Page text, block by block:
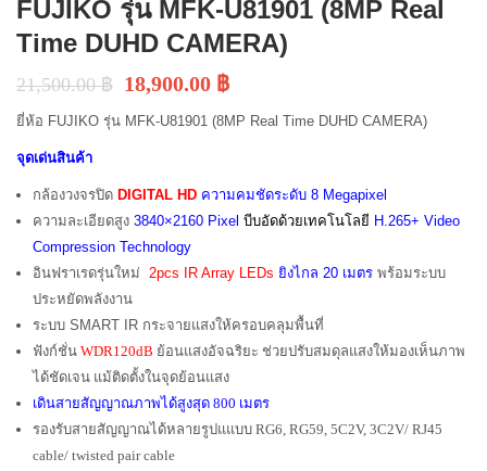
FUJIKO รุ่น MFK-U81901 (8MP Real
Time DUHD CAMERA)
21,500.00฿ 18,900.00 ฿
ยี่ห้อ FUJIKO รุ่น MFK-U81901 (8MP Real Time DUHD CAMERA)
จุดเด่นสินค้า
กล้องวงจรปิด DIGITAL HD ความคมชัดระดับ 8 Megapixel
ความละเอียดสูง 3840×2160 Pixel บีบอัดด้วยเทคโนโลยี H.265+ Video
Compression Technology
อินฟราเรดรุ่นใหม่ 2pcs IR Array LEDs ยิงไกล 20 เมตร พร้อมระบบ
ประหยัดพลังงาน
ระบบ SMART IR กระจายแสงให้ครอบคลุมพื้นที่
ฟังก์ชั่น WDR120dB ย้อนแสงอัจฉริยะ ช่วยปรับสมดุลแสงให้มองเห็นภาพ
ได้ชัดเจน แม้ติดตั้งในจุดย้อนแสง
เดินสายสัญญาณภาพได้สูงสุด 800 เมตร
รองรับสายสัญญาณได้หลายรูปแแบบ RG6, RG59, 5C2V, 3C2V/ RJ45
cable/ twisted pair cable